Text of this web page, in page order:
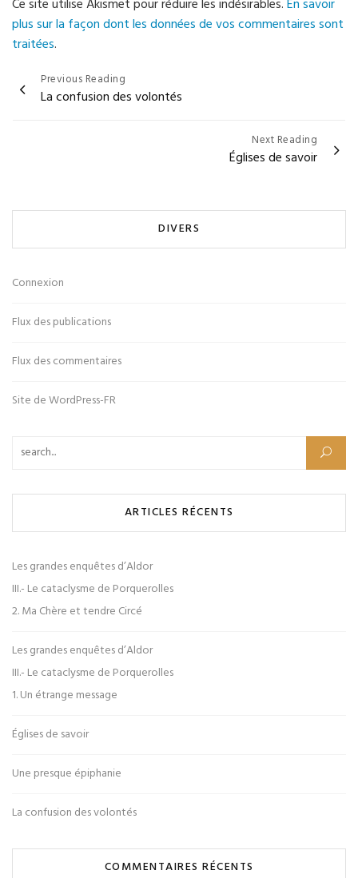
Ce site utilise Akismet pour réduire les indésirables.En savoir
plus sur la façon dont les données de vos commentaires sont
traitées.
Navigation
de
Previous Reading
La confusion des volontés
Next Reading
Églises de savoir
DIVERS
Connexion
Flux des publications
Flux des commentaires
Site de WordPress-FR
Rechercher :
ARTICLES RÉCENTS
Les grandes enquêtes d’Aldor
III.- Le cataclysme de Porquerolles
2. Ma Chère et tendre Circé
Les grandes enquêtes d’Aldor
III.- Le cataclysme de Porquerolles
1. Un étrange message
Églises de savoir
Une presque épiphanie
La confusion des volontés
COMMENTAIRES RÉCENTS